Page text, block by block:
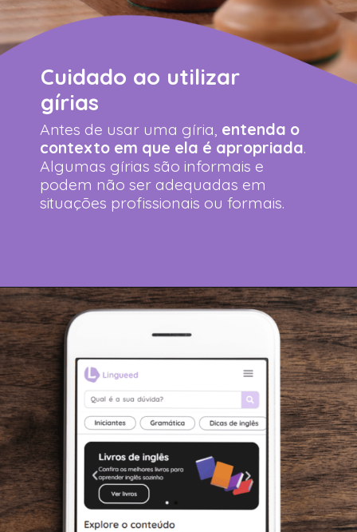
Cuidado ao utilizar
gírias
Antes de usar uma gíria, entenda o
contexto em que ela é apropriada.
Algumas gírias são informais e
podem não ser adequadas em
situações profissionais ou formais.